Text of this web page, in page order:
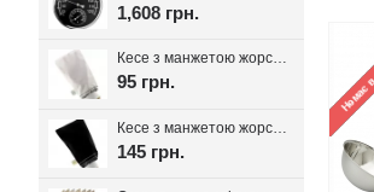
1,608 грн.
Кесе з манжетою жорсткість мяка, Kelebekkese (Манжета)
95 грн.
145 грн.